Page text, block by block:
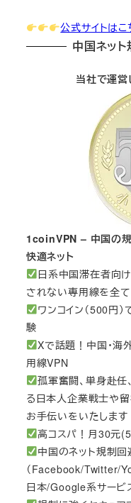
公式サイトはこ
中国ネッ
当社で運営
1coinVPN – 中国の
快適ネット
日系中国滞在者向
されない専用線を全
ワンコイン（500円
験
Xで話題！中国・海
用線VPN
孤軍奮闘、単身赴
る日本人企業戦士や
お手伝いをいたします
高コスパ！月30元
中国のネット規制
（Facebook/Twitter/
日本/Google系サービ